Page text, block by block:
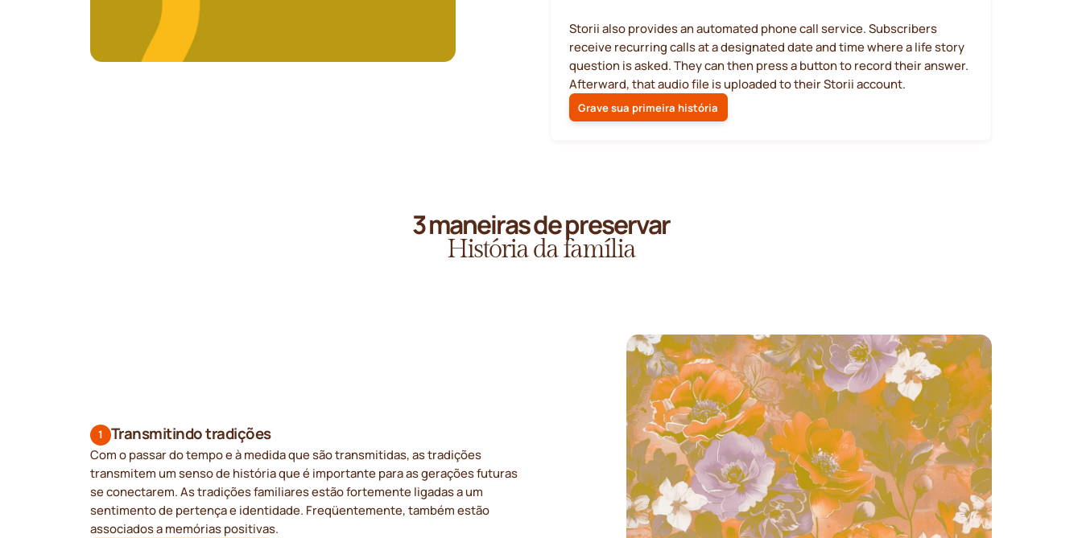
Storii also provides an automated phone call service. Subscribers
receive recurring calls at a designated date and time where a life story
question is asked. They can then press a button to record their answer.
Afterward, that audio file is uploaded to their Storii account.
Grave sua primeira história
3 maneiras de preservar
História da família
1 Transmitindo tradições
Com o passar do tempo e à medida que são transmitidas, as tradições
transmitem um senso de história que é importante para as gerações futuras
se conectarem. As tradições familiares estão fortemente ligadas a um
sentimento de pertença e identidade. Freqüentemente, também estão
associados a memórias positivas.